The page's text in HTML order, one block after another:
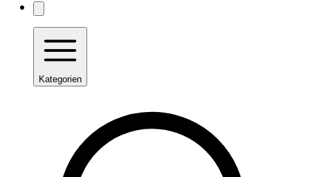
Kategorien